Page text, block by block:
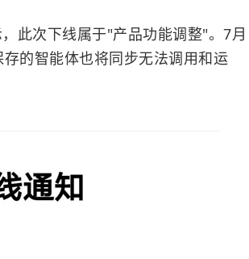
此次下线属于"产品功能调整"。7月
的智能体也将同步无法调用和运